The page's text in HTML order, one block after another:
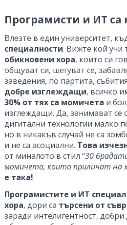
Програмисти и ИТ са
Влезте в един университет,
специалности. Вижте кой учи
обикновени хора, които си
общуват си, шегуват се,
заведения, по партита,
добре изглеждащи, всичко
30% от тях са момичета и
изглеждащи. Да, занимават се
дигитални технологии малко
но в никакъв случай не са
и не са асоциални. Това
от миналото в стил “30
момичета, които приличат на
е така!
Програмистите и ИТ
хора, дори са търсени от
заради интелигентност,